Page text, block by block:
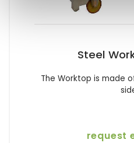
Steel
The Worktop is made
request